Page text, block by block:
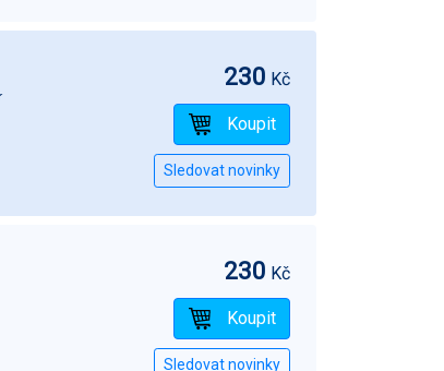
230 Kč
230 Kč